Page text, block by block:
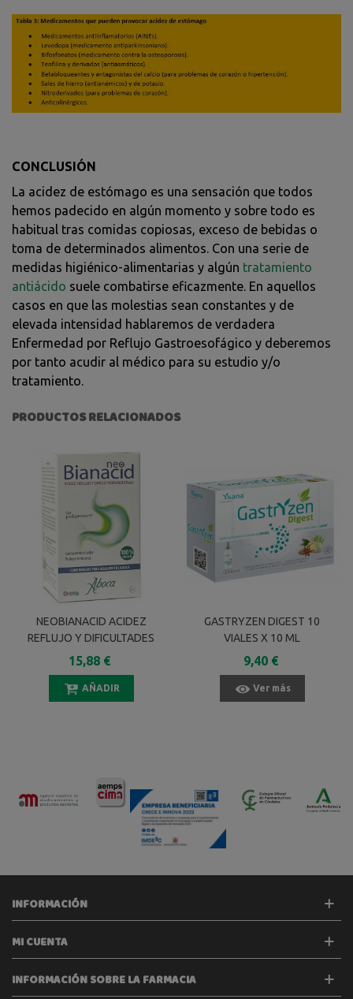
CONCLUSIÓN
La acidez de estómago es una sensación que todos
hemos padecido en algún momento y sobre todo es
habitual tras comidas copiosas, exceso de bebidas o
toma de determinados alimentos. Con una serie de
medidas higiénico-alimentarias y algún tratamiento
antiácido suele combatirse eficazmente. En aquellos
casos en que las molestias sean constantes y de
elevada intensidad hablaremos de verdadera
Enfermedad por Reflujo Gastroesofágico y deberemos
por tanto acudir al médico para su estudio y/o
tratamiento.
PRODUCTOS RELACIONADOS
NEOBIANACID ACIDEZ
REFLUJO Y DIFICULTADES
DIGESTIVAS 45
COMPRIMIDOS
15,88 €
AÑADIR
GASTRYZEN DIGEST 10
VIALES X 10 ML
9,40 €
Ver más
INFORMACIÓN
MI CUENTA
INFORMACIÓN SOBRE LA FARMACIA